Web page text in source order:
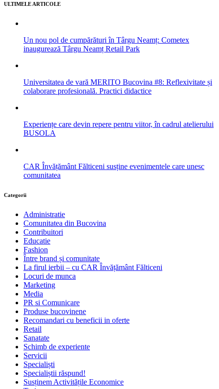
ULTIMELE ARTICOLE
Un nou pol de cumpărături în Târgu Neamț: Cometex
inaugurează Târgu Neamț Retail Park
Universitatea de vară MERITO Bucovina #8: Reflexivitate și
colaborare profesională. Practici didactice
Experiențe care devin repere pentru viitor, în cadrul atelierului
BUSOLA
CAR Învățământ Fălticeni susține evenimentele care unesc
comunitatea
Categorii
Administratie
Comunitatea din Bucovina
Contribuitori
Educatie
Fashion
Între brand și comunitate
La firul ierbii – cu CAR Învățământ Fălticeni
Locuri de munca
Marketing
Media
PR si Comunicare
Produse bucovinene
Recomandari cu beneficii in oferte
Retail
Sanatate
Schimb de experiente
Servicii
Specialiști
Specialiștii răspund!
Susținem Activitățile Economice